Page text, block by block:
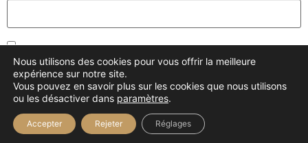
Enregistrer mon nom, mon e-mail et mon site dans le
navigateur pour mon prochain commentaire.
Nous utilisons des cookies pour vous offrir la meilleure
expérience sur notre site.
Vous pouvez en savoir plus sur les cookies que nous utilisons
ou les désactiver dans paramètres.
Accepter Rejeter Réglages